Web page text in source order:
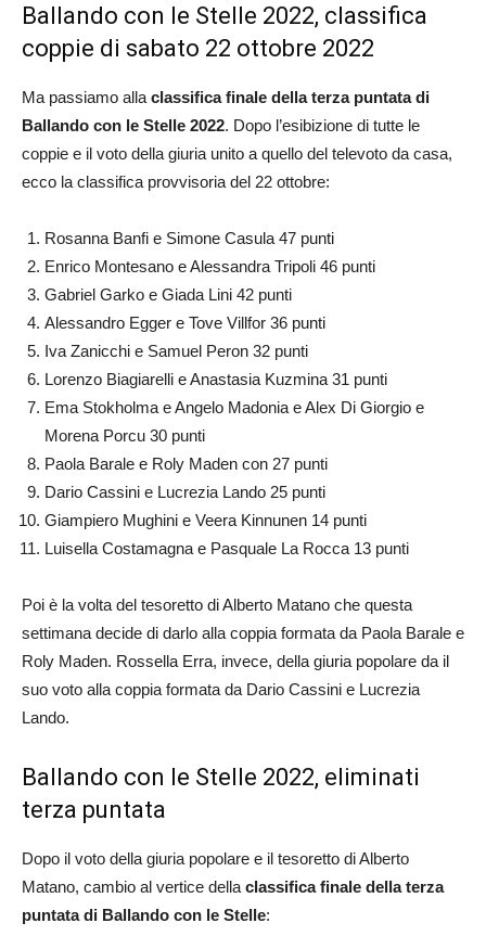
Ballando con le Stelle 2022, classifica
coppie di sabato 22 ottobre 2022
Ma passiamo alla classifica finale della terza puntata di
Ballando con le Stelle 2022. Dopo l’esibizione di tutte le
coppie e il voto della giuria unito a quello del televoto da casa,
ecco la classifica provvisoria del 22 ottobre:
Rosanna Banfi e Simone Casula 47 punti
Enrico Montesano e Alessandra Tripoli 46 punti
Gabriel Garko e Giada Lini 42 punti
Alessandro Egger e Tove Villfor 36 punti
Iva Zanicchi e Samuel Peron 32 punti
Lorenzo Biagiarelli e Anastasia Kuzmina 31 punti
Ema Stokholma e Angelo Madonia e Alex Di Giorgio e
Morena Porcu 30 punti
Paola Barale e Roly Maden con 27 punti
Dario Cassini e Lucrezia Lando 25 punti
Giampiero Mughini e Veera Kinnunen 14 punti
Luisella Costamagna e Pasquale La Rocca 13 punti
Poi è la volta del tesoretto di Alberto Matano che questa
settimana decide di darlo alla coppia formata da Paola Barale e
Roly Maden. Rossella Erra, invece, della giuria popolare da il
suo voto alla coppia formata da Dario Cassini e Lucrezia
Lando.
Ballando con le Stelle 2022, eliminati
terza puntata
Dopo il voto della giuria popolare e il tesoretto di Alberto
Matano, cambio al vertice della classifica finale della terza
puntata di Ballando con le Stelle: